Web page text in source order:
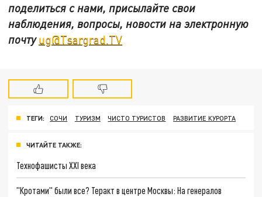
поделиться с нами, присылайте свои
наблюдения, вопросы, новости на электронную
почтуug@Tsargrad.TV
ТЕГИ: СОЧИ ТУРИЗМ ЧИСТО ТУРИСТОВ РАЗВИТИЕ КУРОРТА
ЧИТАЙТЕ ТАКЖЕ:
Технофашисты XXI века
"Кротами" были все? Теракт в центре Москвы: На генералов